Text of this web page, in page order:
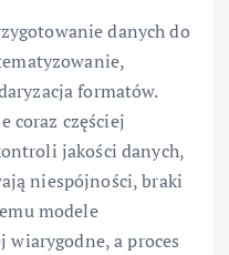
danych do
formatów.
coraz częściej
jakości danych,
niespójności, braki
modele
wiarygodne, a proces